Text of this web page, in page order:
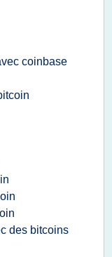
coinbase
des bitcoins